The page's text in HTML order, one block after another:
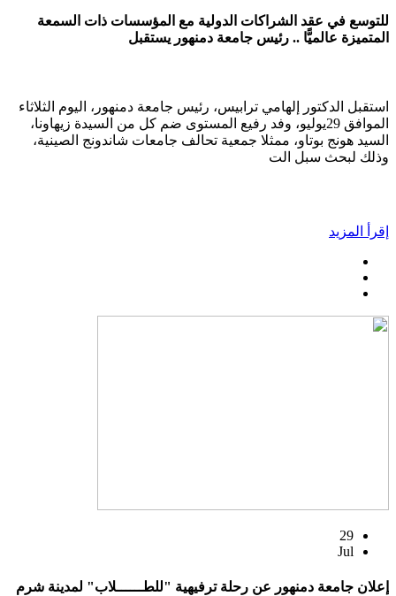
للتوسع في عقد الشراكات الدولية مع المؤسسات ذات السمعة
المتميزة عالميًّا .. رئيس جامعة دمنهور يستقبل
استقبل الدكتور إلهامي ترابيس، رئيس جامعة دمنهور، اليوم الثلاثاء
الموافق 29يوليو، وفد رفيع المستوى ضم كل من السيدة زيهاونا،
السيد هونج بوتاو، ممثلا جمعية تحالف جامعات شاندونج الصينية،
وذلك لبحث سبل الت
إقرأ المزيد
29
Jul
إعلان جامعة دمنهور عن رحلة ترفيهية "للطــــــلاب" لمدينة شرم